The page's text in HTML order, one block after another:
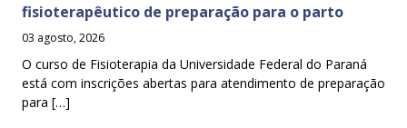
fisioterapêutico de preparação para o parto
03 agosto, 2026
O curso de Fisioterapia da Universidade Federal do Paraná
está com inscrições abertas para atendimento de preparação
para […]